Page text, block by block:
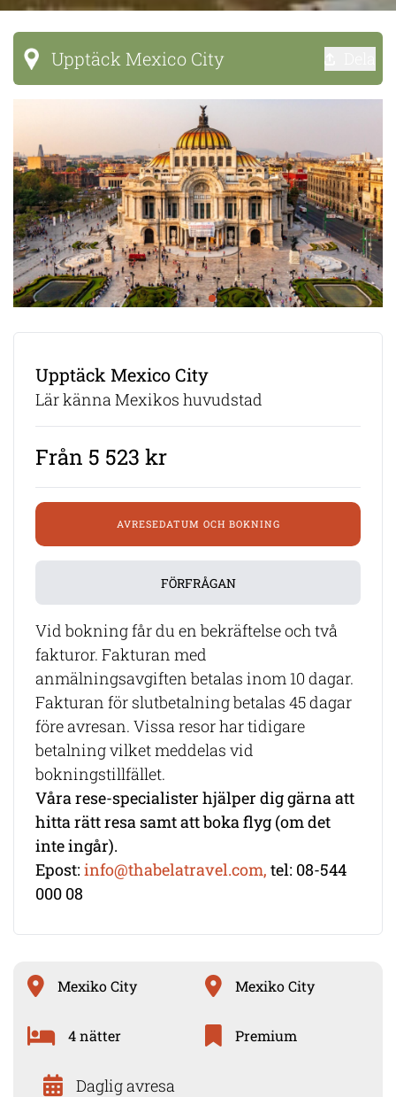
Upptäck Mexico City
Upptäck Mexico City
Lär känna Mexikos huvudstad
Från 5 523 kr
AVRESEDATUM OCH BOKNING
FÖRFRÅGAN
Vid bokning får du en bekräftelse och två
fakturor. Fakturan med
anmälningsavgiften betalas inom 10 dagar.
Fakturan för slutbetalning betalas 45 dagar
före avresan. Vissa resor har tidigare
betalning vilket meddelas vid
bokningstillfället.
Våra rese-specialister hjälper dig gärna att
hitta rätt resa samt att boka flyg (om det
inte ingår).
Epost: info@thabelatravel.com, tel: 08-544
000 08
Mexiko City Mexiko City
4 nätter Premium
Daglig avresa